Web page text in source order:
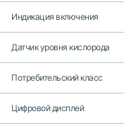
Индикация включения
Датчик уровня кислорода
Потребительский класс
Цифровой дисплей